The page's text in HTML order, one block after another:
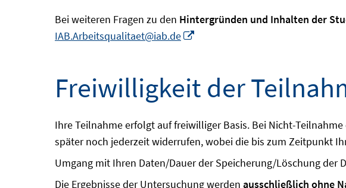
Bei weiteren Fragen zu den Hintergründen und Inhalten der
IAB.Arbeitsqualitaet@iab.de
öffnen
Freiwilligkeit der
Ihre Teilnahme erfolgt auf freiwilliger Basis. Bei Nicht-
später noch jederzeit widerrufen, wobei die bis zum Zeitpunkt
Umgang mit Ihren Daten/Dauer der Speicherung/Löschung der
Die Ergebnisse der Untersuchung werden ausschließlich ohne